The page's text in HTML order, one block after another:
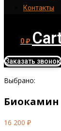
Контакты
0₽
Заказать звонок
Выбрано:
Биокамин
16 200 ₽